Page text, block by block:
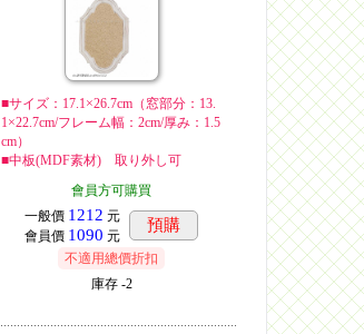
■サイズ：17.1×26.7cm（窓部分：13.
1×22.7cm/フレーム幅：2cm/厚み：1.5
cm）
■中板(MDF素材) 取り外し可
會員方可購買
一般價 1212 元
會員價 1090 元
預購
不適用總價折扣
庫存 -2